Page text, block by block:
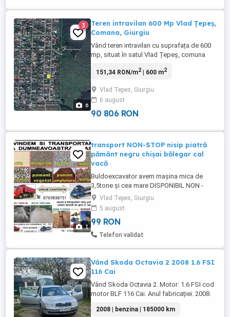
6
3
Teren intravilan 600 Mp Vlad Țepeș,
Comana, Giurgiu
Vând teren intravilan cu suprafața de 600
mp, situat în satul Vlad Țepeș, comuna
beneficiază de acces direct din drum
la poartă. Este amplasat într-o zonă
liniștită, cu locuințe construite în
vecinătate, fiind ideal pentru ...
151,34 RON/m2| 600 m2
Vlad Tepes, Giurgiu
6 august
90 806 RON
1
transport NON-STOP nisip piatră
pământ negru chișai bălegar cal
vacă
Buldoexcavator avem mașina mica de
3,5tone și cea mare DISPONIBIL NON -
STOP!!!! Cu doar un apel telefonic aduc la
comanda agregate de balastiera: -Nisip
spalat sortat(cernut): Tencuit, Zidarie -
Balast -Amestec de NISIP+SORT -Sort 8-
16 16-32 -Pamant umplutura avem bălegar,
Vlad Tepes, Giurgiu
5 august
99 RON
Telefon validat
Vând Skoda Octavia 2 2008 1.6 FSI
116 Cai
Vând Skoda Octavia 2. Motor: 1.6 FSI cod
motor BLF 116 Cai. Anul fabricației: 2008.
reali 100%, ofer serie de caroserie pentru
2008 | benzina | 185000 km